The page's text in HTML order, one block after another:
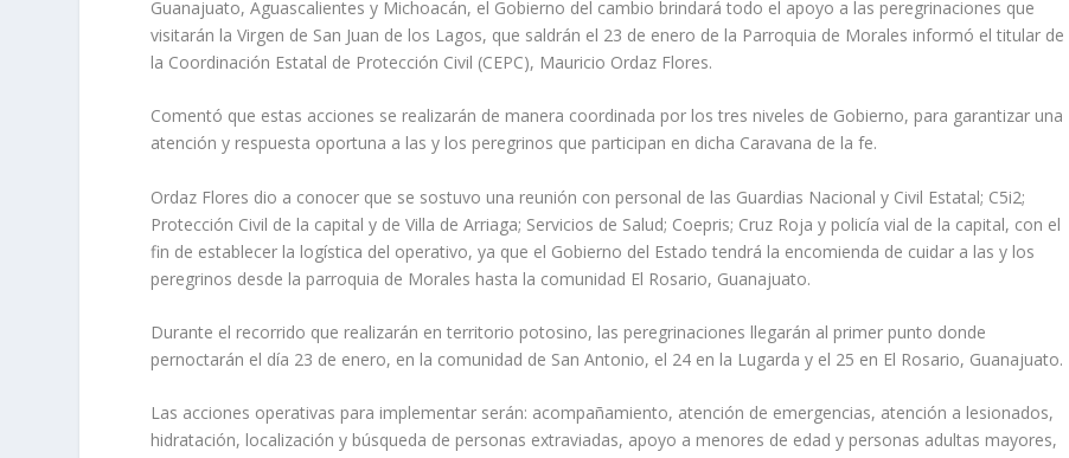
Guanajuato, Aguascalientes y Michoacán, el Gobierno del cambio brindará todo el apoyo a las peregrinaciones que
visitarán la Virgen de San Juan de los Lagos, que saldrán el 23 de enero de la Parroquia de Morales informó el titular de
la Coordinación Estatal de Protección Civil (CEPC), Mauricio Ordaz Flores.
Comentó que estas acciones se realizarán de manera coordinada por los tres niveles de Gobierno, para garantizar una
atención y respuesta oportuna a las y los peregrinos que participan en dicha Caravana de la fe.
Ordaz Flores dio a conocer que se sostuvo una reunión con personal de las Guardias Nacional y Civil Estatal; C5i2;
Protección Civil de la capital y de Villa de Arriaga; Servicios de Salud; Coepris; Cruz Roja y policía vial de la capital, con el
fin de establecer la logística del operativo, ya que el Gobierno del Estado tendrá la encomienda de cuidar a las y los
peregrinos desde la parroquia de Morales hasta la comunidad El Rosario, Guanajuato.
Durante el recorrido que realizarán en territorio potosino, las peregrinaciones llegarán al primer punto donde
pernoctarán el día 23 de enero, en la comunidad de San Antonio, el 24 en la Lugarda y el 25 en El Rosario, Guanajuato.
Las acciones operativas para implementar serán: acompañamiento, atención de emergencias, atención a lesionados,
hidratación, localización y búsqueda de personas extraviadas, apoyo a menores de edad y personas adultas mayores,